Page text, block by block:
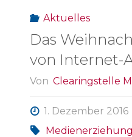
aber
in
Aktuelles
Das
von Internet-
Von Clearingstelle
1. Dezember 2016
Medienerziehung